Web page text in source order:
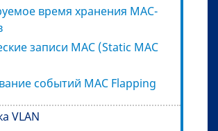
время хранения MAC-
записи MAC (Static MAC
событий MAC Flapping
VLAN